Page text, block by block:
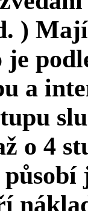
)
a
o 4